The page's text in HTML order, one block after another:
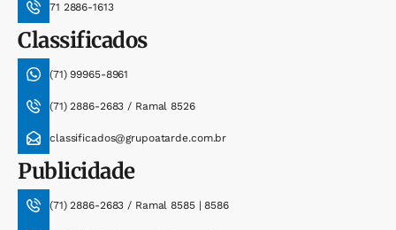
71 2886-1613
Classificados
(71) 99965-8961
(71) 2886-2683 / Ramal 8526
classificados@grupoatarde.com.br
Publicidade
(71) 2886-2683 / Ramal 8585 | 8586